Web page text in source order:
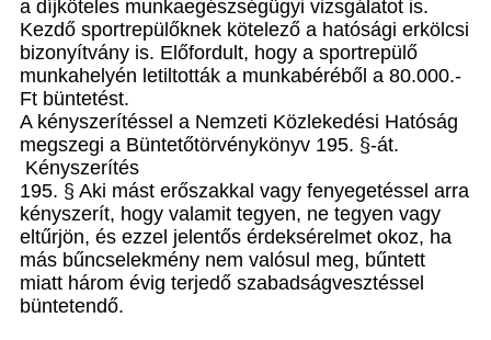
a díjköteles munkaegészségügyi vizsgálatot is.
Kezdő sportrepülőknek kötelező a hatósági erkölcsi
bizonyítvány is. Előfordult, hogy a sportrepülő
munkahelyén letiltották a munkabéréből a 80.000.-
Ft büntetést.
A kényszerítéssel a Nemzeti Közlekedési Hatóság
megszegi a Büntetőtörvénykönyv 195. §-át.
Kényszerítés
195. § Aki mást erőszakkal vagy fenyegetéssel arra
kényszerít, hogy valamit tegyen, ne tegyen vagy
eltűrjön, és ezzel jelentős érdeksérelmet okoz, ha
más bűncselekmény nem valósul meg, bűntett
miatt három évig terjedő szabadságvesztéssel
büntetendő.